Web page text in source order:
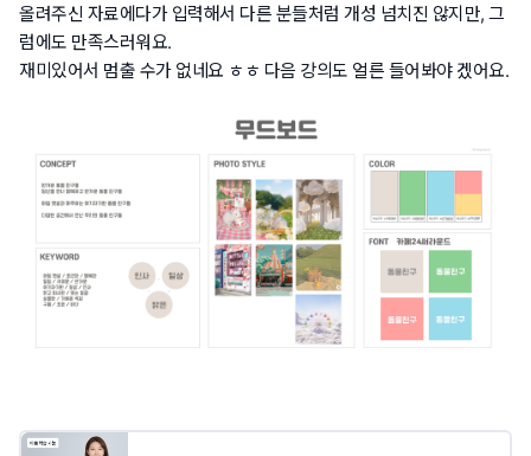
올려주신 자료에다가 입력해서 다른 분들처럼 개성 넘치진 않지만, 그
럼에도 만족스러워요.
재미있어서 멈출 수가 없네요 ㅎㅎ 다음 강의도 얼른 들어봐야 겠어요.